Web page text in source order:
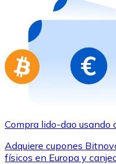
Ir a la tienda de
Compra lido-dao usando
Adquiere cupones
físicos en Europa y